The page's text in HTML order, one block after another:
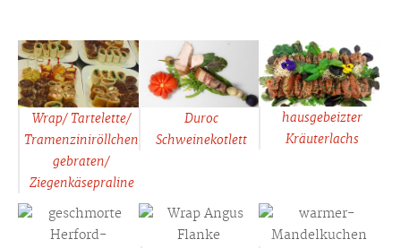
Wrap/ Tartelette/
Tramenziniröllchen
gebraten/
Ziegenkäsepraline
Duroc
Schweinekotlett
hausgebeizter
Kräuterlachs